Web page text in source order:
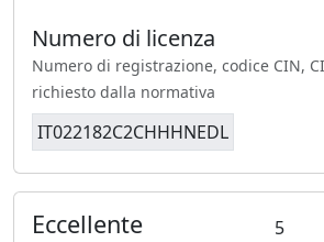
Numero di licenza
Numero di registrazione, codice CIN,
richiesto dalla normativa
IT022182C2CHHHNEDL
Eccellente 5